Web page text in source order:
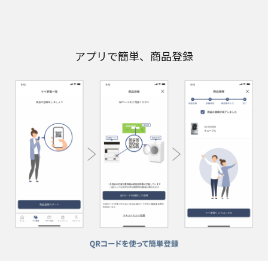
アプリで簡単、商品登録